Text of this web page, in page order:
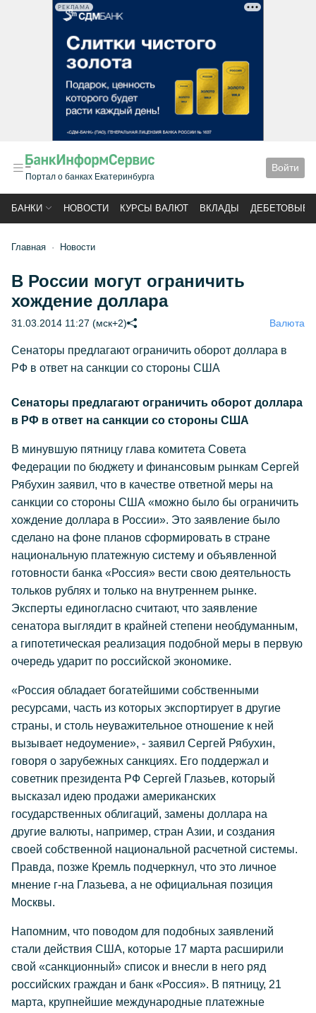
РЕКЛАМА
Портал о банках Екатеринбурга
Войти
БАНКИ НОВОСТИ КУРСЫ ВАЛЮТ ВКЛАДЫ ДЕБЕТОВЫЕ
Главная Новости
В России могут ограничить
хождение доллара
31.03.2014 11:27 (мск+2) Валюта
Сенаторы предлагают ограничить оборот доллара в
РФ в ответ на санкции со стороны США
Сенаторы предлагают ограничить оборот доллара
в РФ в ответ на санкции со стороны США
В минувшую пятницу глава комитета Совета
Федерации по бюджету и финансовым рынкам Сергей
Рябухин заявил, что в качестве ответной меры на
санкции со стороны США «можно было бы ограничить
хождение доллара в России». Это заявление было
сделано на фоне планов сформировать в стране
национальную платежную систему и объявленной
готовности банка «Россия» вести свою деятельность
тольков рублях и только на внутреннем рынке.
Эксперты единогласно считают, что заявление
сенатора выглядит в крайней степени необдуманным,
а гипотетическая реализация подобной меры в первую
очередь ударит по российской экономике.
«Россия обладает богатейшими собственными
ресурсами, часть из которых экспортирует в другие
страны, и столь неуважительное отношение к ней
вызывает недоумение», - заявил Сергей Рябухин,
говоря о зарубежных санкциях. Его поддержал и
советник президента РФ Сергей Глазьев, который
высказал идею продажи американских
государственных облигаций, замены доллара на
другие валюты, например, стран Азии, и создания
своей собственной национальной расчетной системы.
Правда, позже Кремль подчеркнул, что это личное
мнение г-на Глазьева, а не официальная позиция
Москвы.
Напомним, что поводом для подобных заявлений
стали действия США, которые 17 марта расширили
свой «санкционный» список и внесли в него ряд
российских граждан и банк «Россия». В пятницу, 21
марта, крупнейшие международные платежные